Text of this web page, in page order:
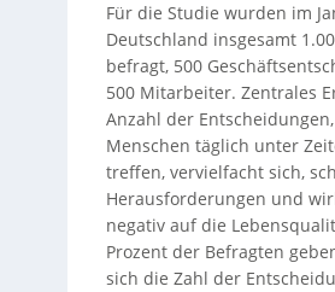
Für die Studie wurden im
Deutschland insgesamt
befragt, 500
500 Mitarbeiter. Zentrales
Anzahl der
Menschen täglich unter
treffen, vervielfacht sich,
Herausforderungen und
negativ auf die
Prozent der Befragten
sich die Zahl der